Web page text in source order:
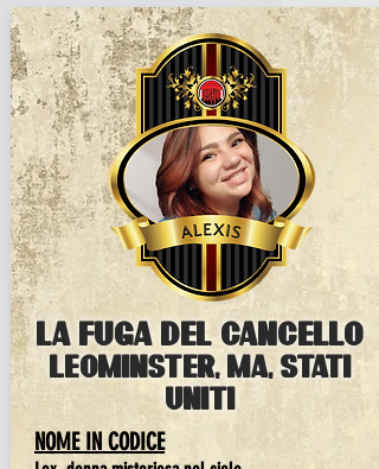
la fuga del cancello
leominster, ma, Stati
Uniti
NOME IN CODICE